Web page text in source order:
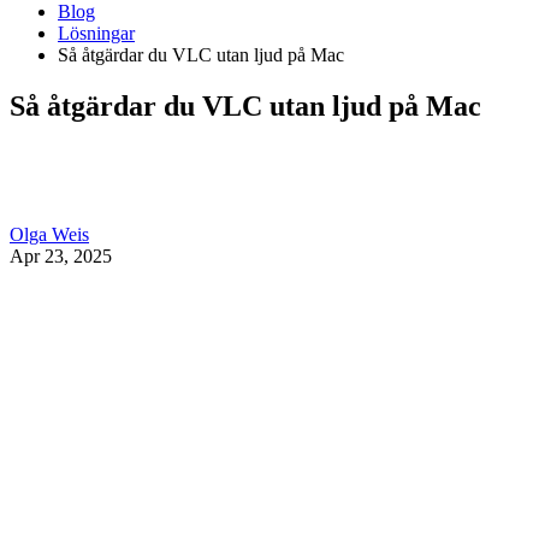
Blog
Lösningar
Så åtgärdar du VLC utan ljud på Mac
Så åtgärdar du VLC utan ljud på Mac
Olga Weis
Apr 23, 2025